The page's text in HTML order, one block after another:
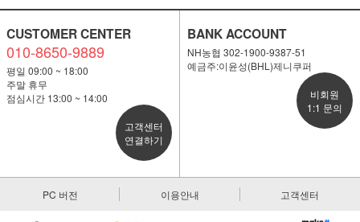
CUSTOMER CENTER
010-8650-9889
평일 09:00 ~ 18:00
주말 휴무
점심시간 13:00 ~ 14:00
고객센터
연결하기
BANK ACCOUNT
NH농협 302-1900-9387-51
예금주:이윤성(BHL)제니쿠퍼
비회원
1:1 문의
PC 버전 이용안내 고객센터